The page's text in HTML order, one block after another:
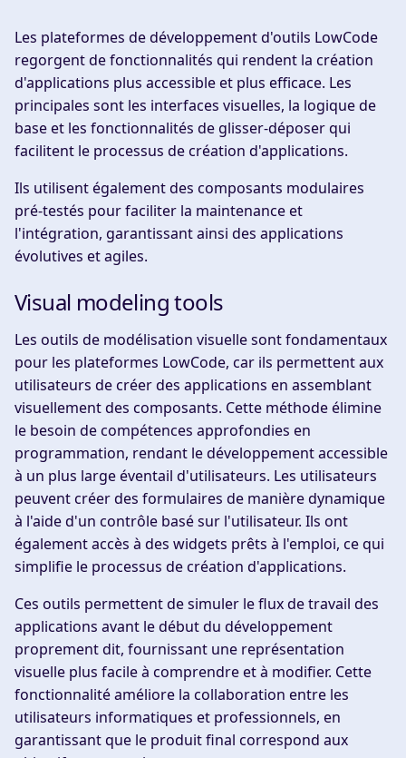
Les plateformes de développement d'outils LowCode
regorgent de fonctionnalités qui rendent la création
d'applications plus accessible et plus efficace. Les
principales sont les interfaces visuelles, la logique de
base et les fonctionnalités de glisser-déposer qui
facilitent le processus de création d'applications.
Ils utilisent également des composants modulaires
pré-testés pour faciliter la maintenance et
l'intégration, garantissant ainsi des applications
évolutives et agiles.
Visual modeling tools
Les outils de modélisation visuelle sont fondamentaux
pour les plateformes LowCode, car ils permettent aux
utilisateurs de créer des applications en assemblant
visuellement des composants. Cette méthode élimine
le besoin de compétences approfondies en
programmation, rendant le développement accessible
à un plus large éventail d'utilisateurs. Les utilisateurs
peuvent créer des formulaires de manière dynamique
à l'aide d'un contrôle basé sur l'utilisateur. Ils ont
également accès à des widgets prêts à l'emploi, ce qui
simplifie le processus de création d'applications.
Ces outils permettent de simuler le flux de travail des
applications avant le début du développement
proprement dit, fournissant une représentation
visuelle plus facile à comprendre et à modifier. Cette
fonctionnalité améliore la collaboration entre les
utilisateurs informatiques et professionnels, en
garantissant que le produit final correspond aux